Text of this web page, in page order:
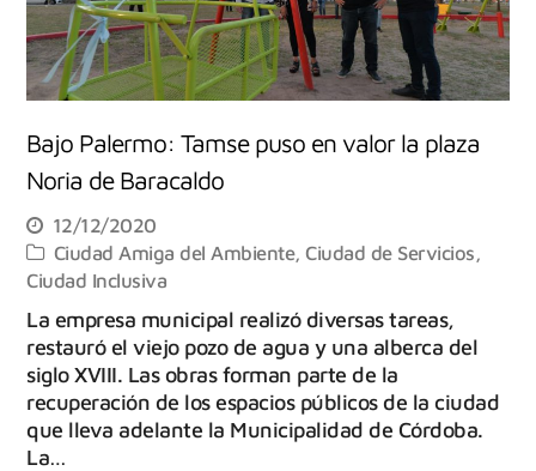
Bajo Palermo: Tamse puso en valor la plaza
Noria de Baracaldo
12/12/2020
Ciudad Amiga del Ambiente,Ciudad de Servicios
Ciudad Inclusiva
La empresa municipal realizó diversas tareas,
restauró el viejo pozo de agua y una alberca del
siglo XVIII. Las obras forman parte de la
recuperación de los espacios públicos de la ciudad
que lleva adelante la Municipalidad de Córdoba.
La…